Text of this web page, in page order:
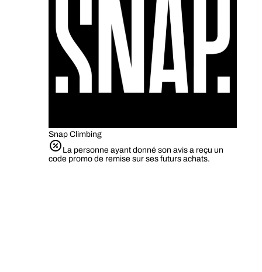
Snap Climbing
La personne ayant donné son avis a reçu un
code promo de remise sur ses futurs achats.